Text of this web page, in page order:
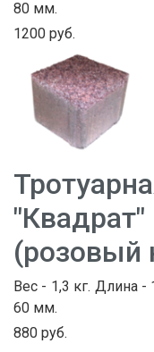
80 мм.
1200 руб.
(розовый
Вес - 1,3 кг. Длина
60 мм.
880 руб.